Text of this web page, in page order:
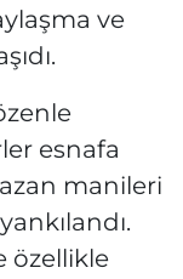
ve
esnafa
manileri
özellikle